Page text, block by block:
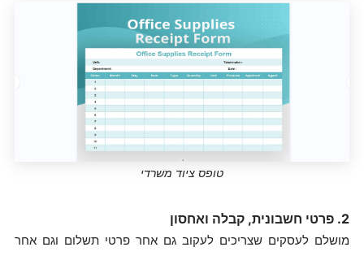
טופס ציוד משרדי
2. פרטי חשבונית, קבלה ואחסון
מושלם לעסקים שצריכים לעקוב גם אחר פרטי תשלום וגם אחר